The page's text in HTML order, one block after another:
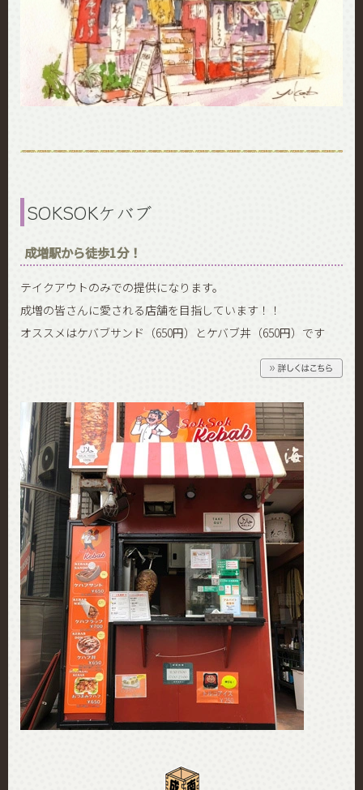
SOKSOKケバブ
成増駅から徒歩1分！
テイクアウトのみでの提供になります。
成増の皆さんに愛される店舗を目指しています！！
オススメはケバブサンド（650円）とケバブ丼（650円）です